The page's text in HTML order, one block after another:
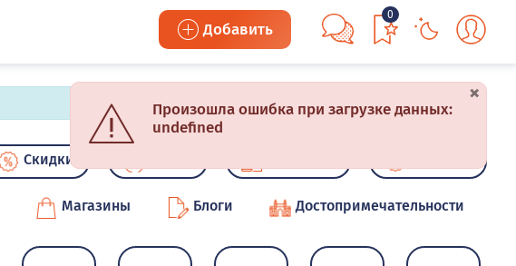
Добавить
0
×
Произошла ошибка при загрузке данных:
undefined
Скидки
Магазины Блоги Достопримечательности